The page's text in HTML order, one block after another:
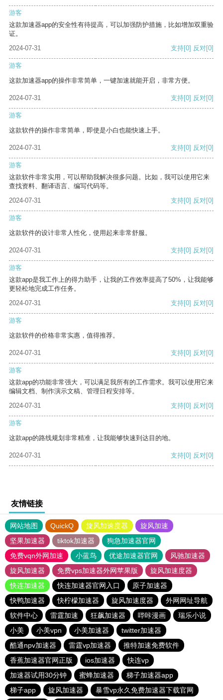
游客
这款加速器app的安全性有待提高，可以加强防护措施，比如增加双重验
证。
2024-07-31
支持[0] 反对[0]
游客
这款加速器app的操作非常简单，一键加速就能开启，非常方便。
2024-07-31 支持[0] 反对[0]
游客
这款软件的操作非常简单，即使是小白也能快速上手。
2024-07-31 支持[0] 反对[0]
游客
这款软件非常实用，可以帮助我解决很多问题。比如，我可以使用它来
查找资料、翻译语言、编写代码等。
2024-07-31
支持[0] 反对[0]
游客
这款软件的设计非常人性化，使用起来非常舒服。
2024-07-31 支持[0] 反对[0]
游客
这款app是我工作上的得力助手，让我的工作效率提高了50%，让我能够
更轻松地完成工作任务。
2024-07-31
支持[0] 反对[0]
游客
这款软件的价格非常实惠，值得推荐。
2024-07-31 支持[0] 反对[0]
游客
这款app的功能非常强大，可以满足我所有的工作需求。我可以使用它来
编辑文档、制作演示文稿、管理日程安排等。
2024-07-31
支持[0] 反对[0]
游客
这款app的路线规划非常精准，让我能够快速到达目的地。
2024-07-31 支持[0] 反对[0]
友情链接
网站地图 QuickQ 旋风加速度器
旋风加速
坚果加速器
tiktok加速器
狗急加速器官网
免费vqn外网加速
小蓝鸟 优途加速器官网
风驰加速器
旋风加速器
免费vps加速器外网苹果版
旋风加速度器
快连加速器
快连加速器官网入口
原子加速器
快鸭加速器
快柠檬加速器 旋风加速度器
外网网址导航
软件中心
雷霆加速 狂飙加速器 哔咔漫画
瑞乐小说
小美
小美vpn 小美加速器
twitter加速器
酷通npv加速器
雷霆vp加速器
推特加速免费软件
香蕉加速器官网正版
ios加速器
快连vp
加速器试用30分钟
蜜蜂加速器
梯子加速器app
梯子app
旋风加速器 暴雪vp永久免费加速器下载官网